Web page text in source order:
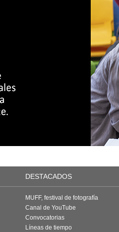
DESTACADOS
MUFF, festival de fotografía
Canal de YouTube
Convocatorias
Líneas de tiempo